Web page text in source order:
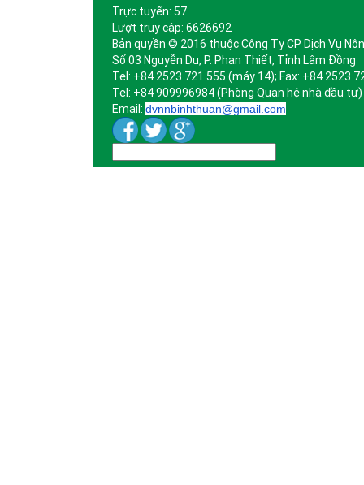
Trực tuyến: 57
Lượt truy cập: 6626692
Bản quyền © 2016 thuộc Công Ty CP Dịch Vụ
Số 03 Nguyễn Du, P. Phan Thiết, Tỉnh Lâm Đồng
Tel: +84 2523 721 555 (máy 14); Fax: +84 2523
Tel: +84 909996984 (Phòng Quan hệ nhà đầu tư)
Email: dvnnbinhthuan@gmail.com